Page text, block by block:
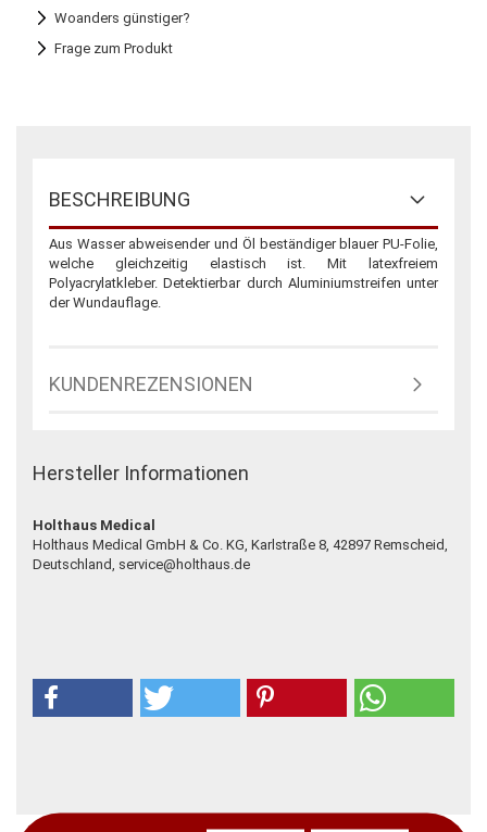
Woanders günstiger?
Frage zum Produkt
BESCHREIBUNG
Aus Wasser abweisender und Öl beständiger blauer PU-Folie,
welche gleichzeitig elastisch ist. Mit latexfreiem
Polyacrylatkleber. Detektierbar durch Aluminiumstreifen unter
der Wundauflage.
KUNDENREZENSIONEN
Hersteller Informationen
Holthaus Medical
Holthaus Medical GmbH & Co. KG, Karlstraße 8, 42897 Remscheid,
Deutschland, service@holthaus.de